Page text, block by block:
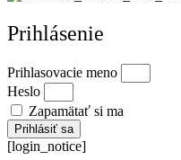
Prihlásenie
Prihlasovacie meno
Heslo
Zapamätať si ma
Prihlásiť sa
[login_notice]